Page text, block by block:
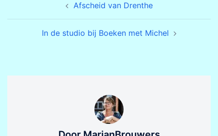
Afscheid van Drenthe
In de studio bij Boeken met Michel